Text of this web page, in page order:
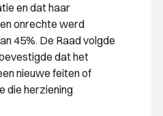
en dat haar
onrechte werd
45%. De Raad volgde
dat het
nieuwe feiten of
die herziening